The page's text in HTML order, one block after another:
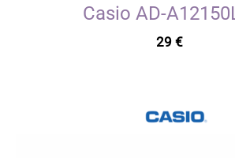
Casio AD-
29 €